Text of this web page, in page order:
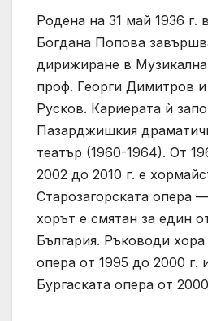
Родена на 31 май 1936 г.
Богдана Попова
дирижиране в
проф. Георги Димитров
Русков. Кариерата ѝ
Пазарджишкия
театър (1960-1964). От
2002 до 2010 г. е
Старозагорската опера
хорът е смятан за един
България. Ръководи
опера от 1995 до 2000 г.
Бургаската опера от